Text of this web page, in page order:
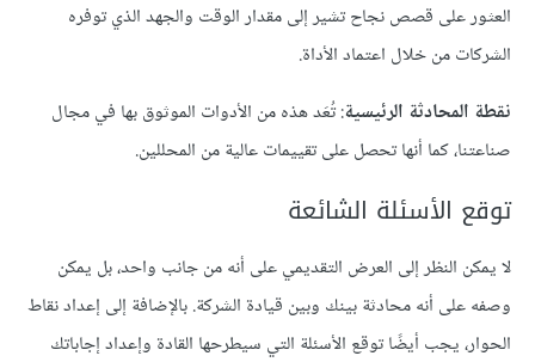
العثور على قصص نجاح تشير إلى مقدار الوقت والجهد الذي توفره
الشركات من خلال اعتماد الأداة.
نقطة المحادثة الرئيسية: تُعَد هذه من الأدوات الموثوق بها في مجال
صناعتنا، كما أنها تحصل على تقييمات عالية من المحللين.
توقع الأسئلة الشائعة
لا يمكن النظر إلى العرض التقديمي على أنه من جانب واحد، بل يمكن
وصفه على أنه محادثة بينك وبين قيادة الشركة. بالإضافة إلى إعداد نقاط
الحوار، يجب أيضًا توقع الأسئلة التي سيطرحها القادة وإعداد إجاباتك